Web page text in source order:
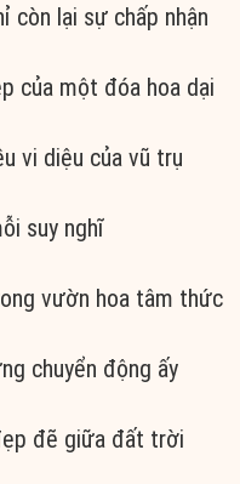
còn lại sự chấp nhận
của một đóa hoa dại
vi diệu của vũ trụ
suy nghĩ
vườn hoa tâm thức
chuyển động ấy
đẽ giữa đất trời